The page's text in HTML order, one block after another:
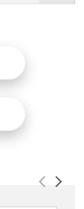
Previous
Next